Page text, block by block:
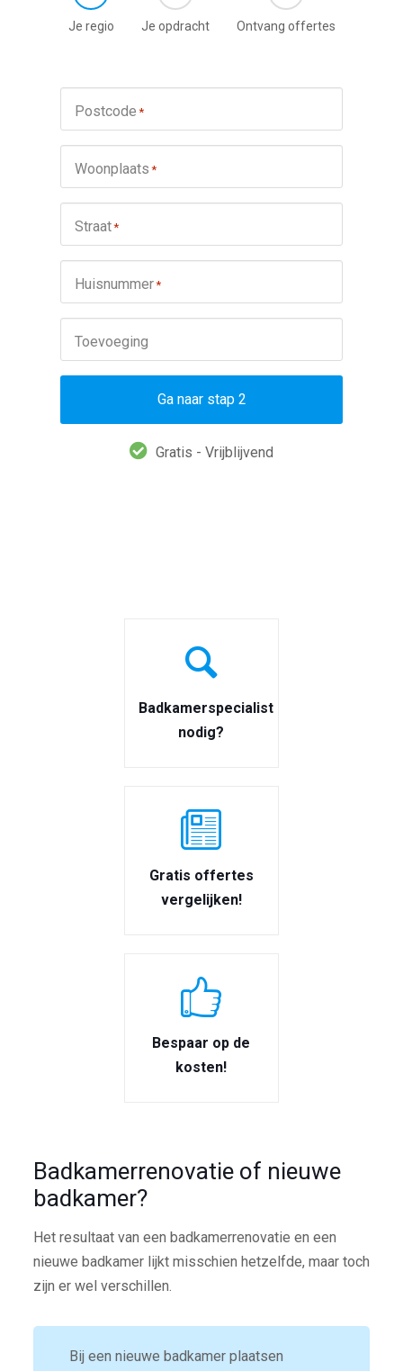
Je regio Je opdracht Ontvang offertes
Postcode *
Woonplaats *
Straat*
Huisnummer*
Toevoeging
Ga naar stap 2
Gratis - Vrijblijvend
Badkamerspecialist
nodig?
Gratis offertes
vergelijken!
Bespaar op de
kosten!
Badkamerrenovatie of nieuwe
badkamer?
Het resultaat van een badkamerrenovatie en een
nieuwe badkamer lijkt misschien hetzelfde, maar toch
zijn er wel verschillen.
Bij een nieuwe badkamer plaatsen